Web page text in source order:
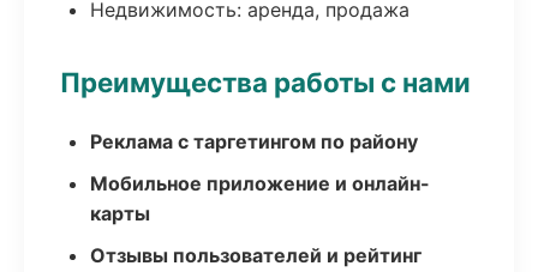
Недвижимость: аренда, продажа
Преимущества работы с нами
Реклама с таргетингом по району
Мобильное приложение и онлайн-
карты
Отзывы пользователей и рейтинг